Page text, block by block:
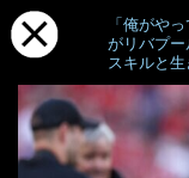
「俺がや
がリバプー
スキルと生